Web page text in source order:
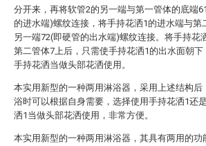
分开来，再将软管2的另一端与第一管体的底端
的进水端)螺纹连接，将手持花洒1的进水端与第
另一端72(即硬管的出水端)螺纹连接。将手持花
第二管体7上后，只需使手持花洒1的出水面朝下
手持花洒当做头部花洒使用。
本实用新型的一种两用淋浴器，采用上述结构后
浴时可以根据自身需要，选择使用手持花洒1还
洒1当做头部花洒使用，非常方便。
本实用新型的一种两用淋浴器，其具有两用的功